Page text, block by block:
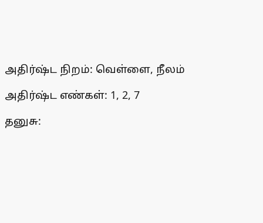
அதிர்ஷ்ட நிறம்: வெள்ளை, நீலம்
அதிர்ஷ்ட எண்கள்: 1, 2, 7
தனுசு: